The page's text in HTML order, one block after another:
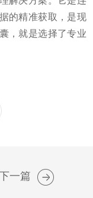
的精准获取，是现
，就是选择了专业
一篇